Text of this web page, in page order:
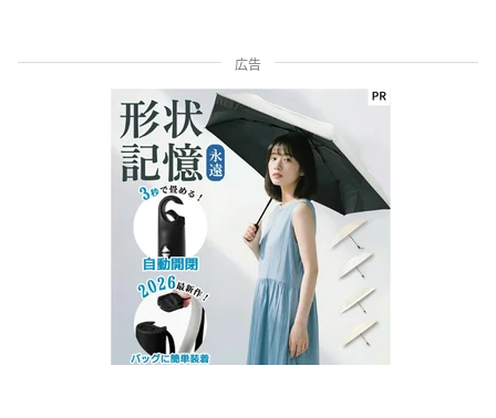
広告